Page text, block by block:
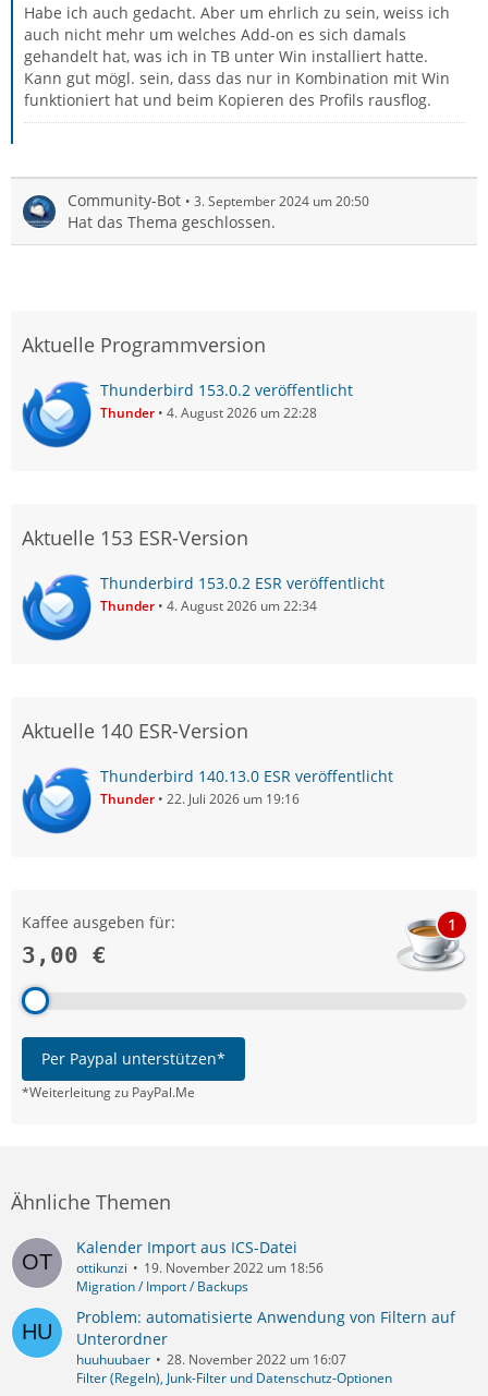
Habe ich auch gedacht. Aber um ehrlich zu sein, weiss ich
auch nicht mehr um welches Add-on es sich damals
gehandelt hat, was ich in TB unter Win installiert hatte.
Kann gut mögl. sein, dass das nur in Kombination mit Win
funktioniert hat und beim Kopieren des Profils rausflog.
Community-Bot 3. September 2024 um 20:50
Hat das Thema geschlossen.
Aktuelle Programmversion
Thunderbird 153.0.2 veröffentlicht
Thunder 4. August 2026 um 22:28
Aktuelle 153 ESR-Version
Thunderbird 153.0.2 ESR veröffentlicht
Thunder 4. August 2026 um 22:34
Aktuelle 140 ESR-Version
Thunderbird 140.13.0 ESR veröffentlicht
Thunder 22. Juli 2026 um 19:16
Kaffee ausgeben für:
3,00 €
1
Per Paypal unterstützen*
*Weiterleitung zu PayPal.Me
Ähnliche Themen
Kalender Import aus ICS-Datei
ottikunzi
19. November 2022 um 18:56
Migration / Import / Backups
Problem: automatisierte Anwendung von Filtern auf
Unterordner
huuhuubaer
28. November 2022 um 16:07
Filter (Regeln), Junk-Filter und Datenschutz-Optionen